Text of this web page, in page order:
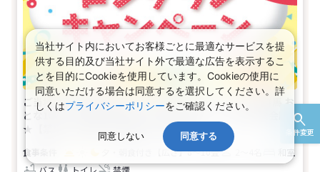
条件変更
ご当地の名産品が当たる！ロングランキャンペーン★群馬 お
とな1名、こども1名以上からお申込みOK♪夕食は和食会席
★【禁煙】中屋敷：和室(2名～4名1室)
【広さ】8～10畳
和室
当社サイト内においてお客様ごとに最適なサービスを提
供する目的及び当社サイト外で最適な広告を表示するこ
とを目的にCookieを使用しています。Cookieの使用に
同意いただける場合は同意するを選択してください。詳
しくはプライバシーポリシーをご確認ください。
同意しない 同意する